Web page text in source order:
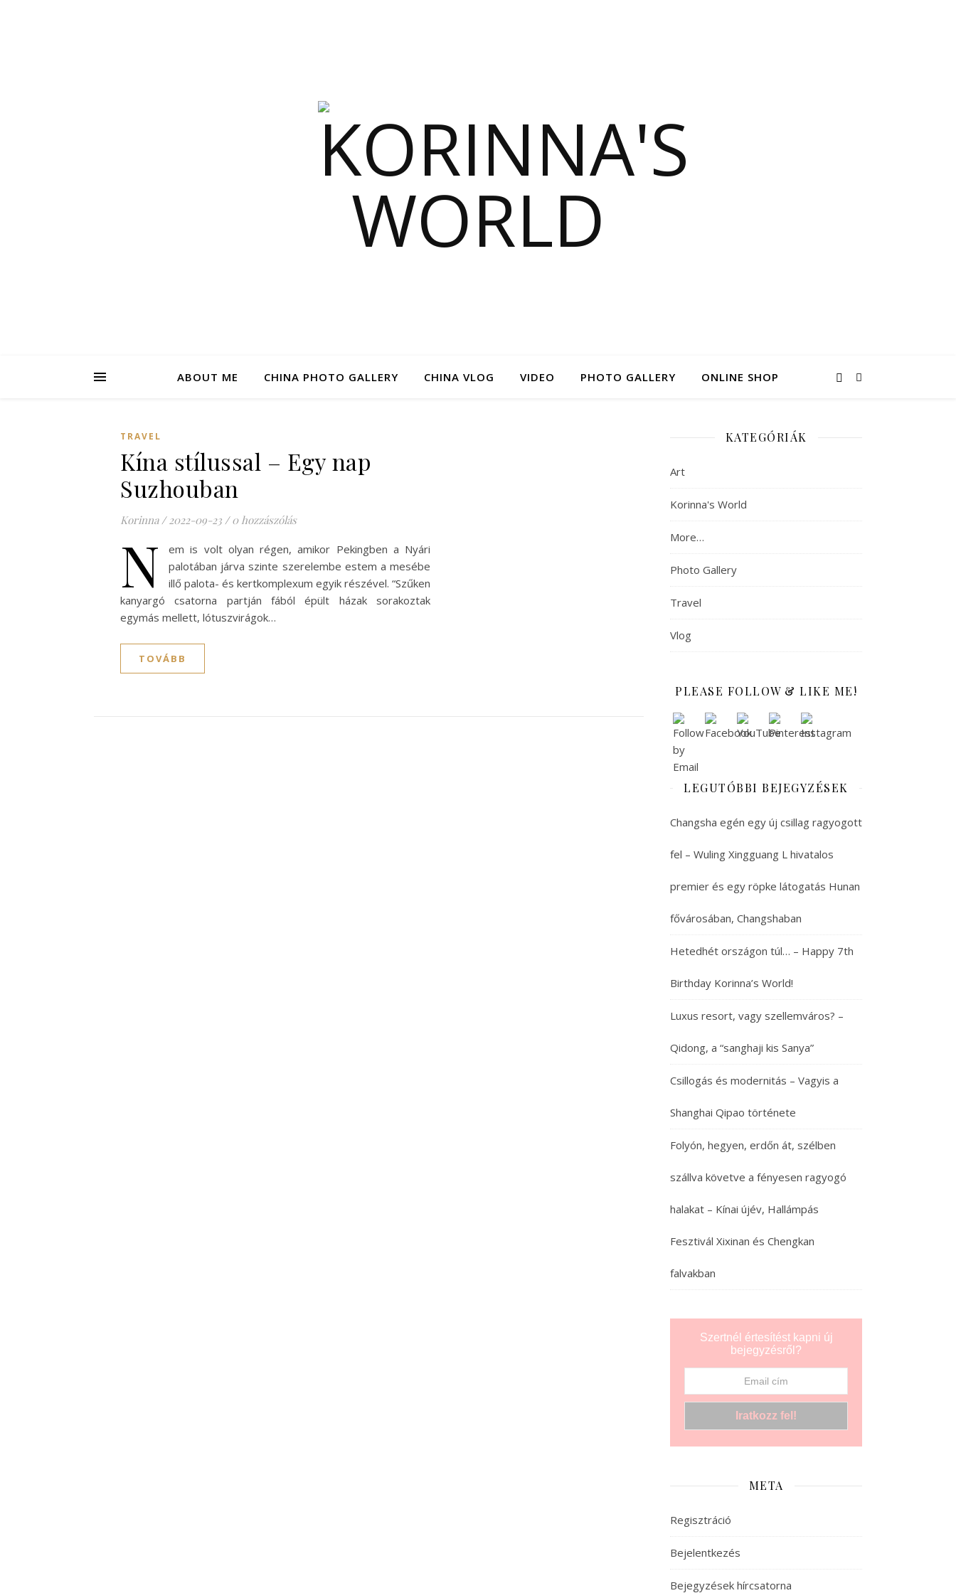
ABOUT ME CHINA PHOTO GALLERY CHINA VLOG VIDEO PHOTO GALLERY ONLINE SHOP
TRAVEL
Kína stílussal – Egy nap
Suzhouban
Korinna / 2022-09-23 / 0 hozzászólás
N
em is volt olyan régen, amikor Pekingben a Nyári
palotában járva szinte szerelembe estem a mesébe
illő palota- és kertkomplexum egyik részével. “Szűken
kanyargó csatorna partján fából épült házak sorakoztak
egymás mellett, lótuszvirágok…
TOVÁBB
KATEGÓRIÁK
Art
Korinna's World
More…
Photo Gallery
Travel
Vlog
PLEASE FOLLOW & LIKE ME!
LEGUTÓBBI BEJEGYZÉSEK
Changsha egén egy új csillag ragyogott
fel – Wuling Xingguang L hivatalos
premier és egy röpke látogatás Hunan
fővárosában, Changshaban
Hetedhét országon túl… – Happy 7th
Birthday Korinna’s World!
Luxus resort, vagy szellemváros? –
Qidong, a “sanghaji kis Sanya”
Csillogás és modernitás – Vagyis a
Shanghai Qipao története
Folyón, hegyen, erdőn át, szélben
szállva követve a fényesen ragyogó
halakat – Kínai újév, Hallámpás
Fesztivál Xixinan és Chengkan
falvakban
Szertnél értesítést kapni új
bejegyzésről?
META
Regisztráció
Bejelentkezés
Bejegyzések hírcsatorna